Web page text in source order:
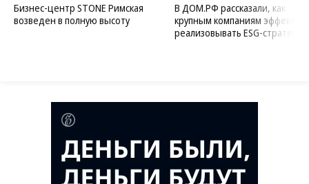
Бизнес-центр STONE Римская
возведен в полную высоту
В ДОМ.РФ рассказали, как
крупным компаниям
реализовывать ESG-стратегию